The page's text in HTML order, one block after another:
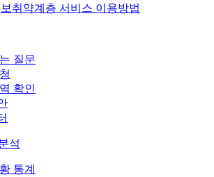
취약계층 서비스 이용방법
질문
확인
석
통계